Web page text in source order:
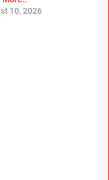
10, 2026
After September 2